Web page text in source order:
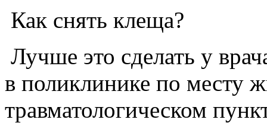
Как снять клеща?
Лучше это сделать у
в поликлинике по месту
травматологическом